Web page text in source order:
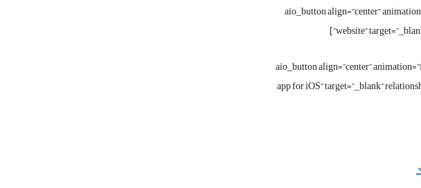
[aio_button align=”center”
website”
[aio_button align=”center”
app for iOS” target=”_blank”